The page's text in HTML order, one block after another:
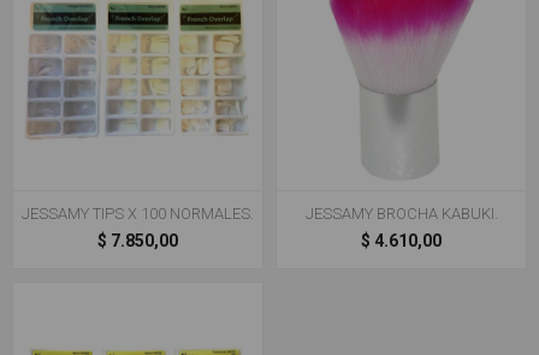
JESSAMY TIPS X 100 NORMALES.
$ 7.850,00
JESSAMY BROCHA KABUKI.
$ 4.610,00